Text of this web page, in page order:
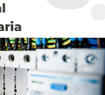
no
global
y el
del patrimonio